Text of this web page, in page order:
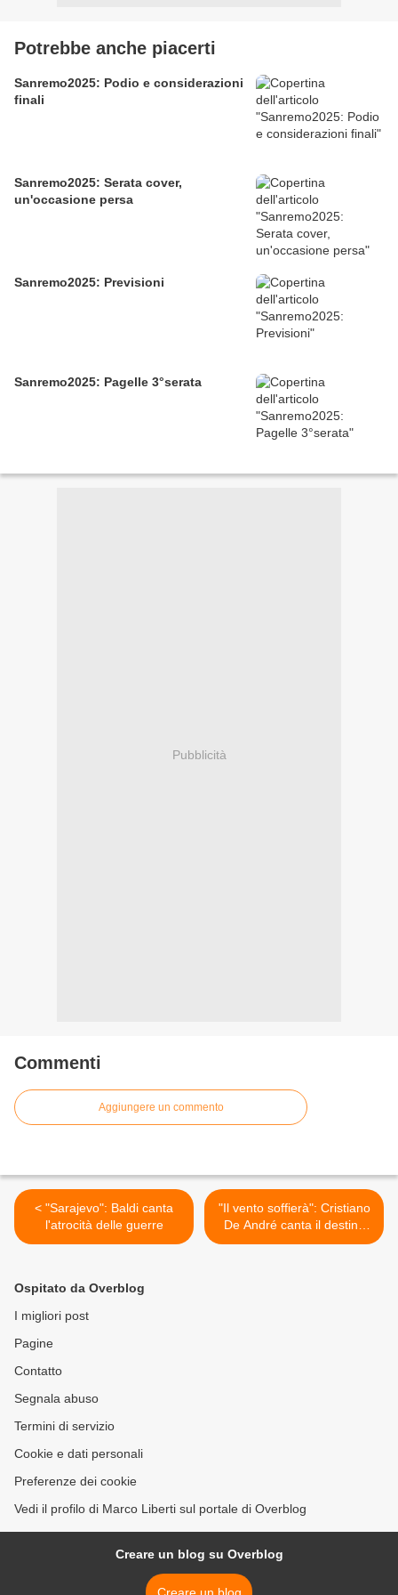
Potrebbe anche piacerti
Sanremo2025: Podio e considerazioni
finali
Sanremo2025: Serata cover,
un'occasione persa
Sanremo2025: Previsioni
Sanremo2025: Pagelle 3°serata
Pubblicità
Commenti
Aggiungere un commento
< "Sarajevo": Baldi canta
l'atrocità delle guerre
"Il vento soffierà": Cristiano
De André canta il destino
dell'uomo >
Ospitato da Overblog
I migliori post
Pagine
Contatto
Segnala abuso
Termini di servizio
Cookie e dati personali
Preferenze dei cookie
Vedi il profilo di Marco Liberti sul portale di Overblog
Creare un blog su Overblog